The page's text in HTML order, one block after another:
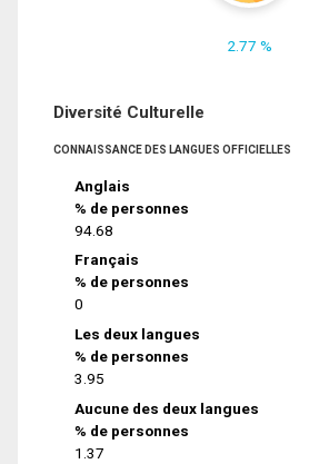
2.77 %
Diversité Culturelle
CONNAISSANCE DES LANGUES OFFICIELLES
Anglais
% de personnes
94.68
Français
% de personnes
0
Les deux langues
% de personnes
3.95
Aucune des deux langues
% de personnes
1.37